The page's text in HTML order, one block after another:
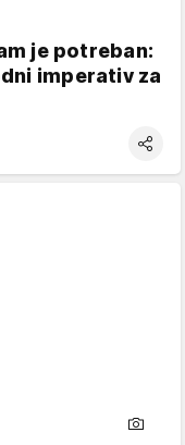
je potreban:
imperativ za